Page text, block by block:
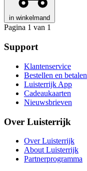
in winkelmand
Pagina 1 van 1
Support
Klantenservice
Bestellen en betalen
Luisterrijk App
Cadeaukaarten
Nieuwsbrieven
Over Luisterrijk
Over Luisterrijk
About Luisterrijk
Partnerprogramma